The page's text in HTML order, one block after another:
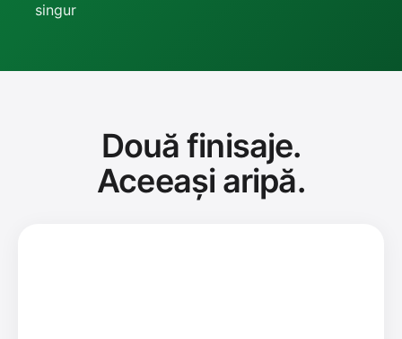
singur
Două finisaje.
Aceeași aripă.